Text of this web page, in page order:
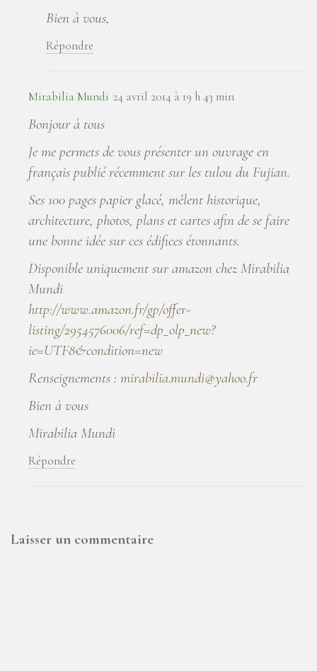
Bien à vous,
Répondre
Mirabilia Mundi 24 avril 2014 à 19 h 43 min
Bonjour à tous
Je me permets de vous présenter un ouvrage en
français publié récemment sur les tulou du Fujian.
Ses 100 pages papier glacé, mêlent historique,
architecture, photos, plans et cartes afin de se faire
une bonne idée sur ces édifices étonnants.
Disponible uniquement sur amazon chez Mirabilia
Mundi
http://www.amazon.fr/gp/offer-
listing/2954576006/ref=dp_olp_new?
ie=UTF8&condition=new
Renseignements : mirabilia.mundi@yahoo.fr
Bien à vous
Mirabilia Mundi
Répondre
Laisser un commentaire